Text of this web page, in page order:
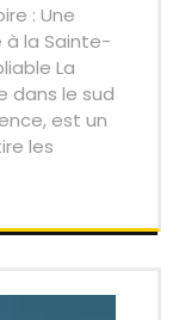
: Une
à la Sainte-
La
dans le sud
est un
les